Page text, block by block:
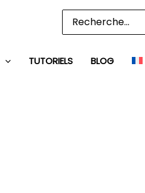
Rechercher:
TUTORIELS BLOG